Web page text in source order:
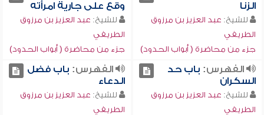
الزنا
للشيخ: عبد العزيز بن مرزوق
الطريفي
جزء من محاضرة ( أبواب الحدود)
وقع على جارية امرأته
للشيخ: عبد العزيز بن مرزوق
الطريفي
جزء من محاضرة ( أبواب الحدود)
الفهرس: باب حد
السكران
للشيخ: عبد العزيز بن مرزوق
الطريفي
الفهرس: باب فضل
الدعاء
للشيخ: عبد العزيز بن مرزوق
الطريفي